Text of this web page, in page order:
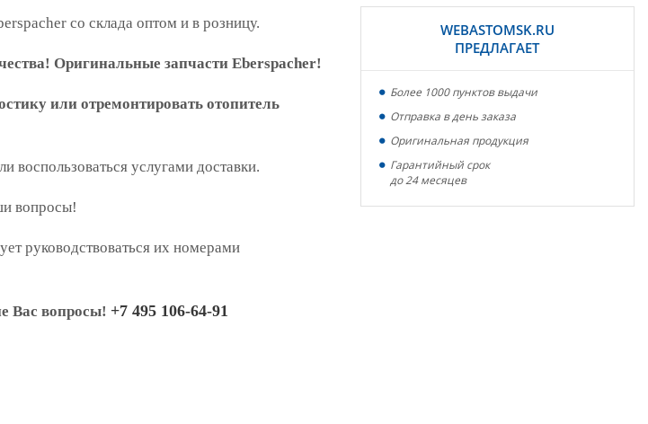
WEBASTOMSK.RU
ПРЕДЛАГАЕТ
Более 1000 пунктов выдачи
Отправка в день заказа
Оригинальная продукция
Гарантийный срок
до 24 месяцев
со склада оптом и в розницу.
Оригинальные запчасти Eberspacher!
или отремонтировать отопитель
воспользоваться услугами доставки.
вопросы!
руководствоваться их номерами
Вас вопросы! +7 495 106-64-91